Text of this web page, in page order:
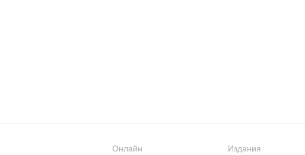
Онлайн Издания